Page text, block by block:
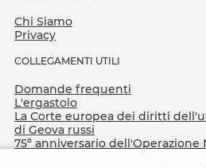
Chi Siamo
Privacy
COLLEGAMENTI UTILI
Domande frequenti
L'ergastolo
La Corte europea dei diritti
di Geova russi
75º anniversario dell'Operazione